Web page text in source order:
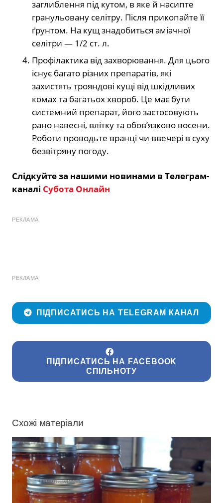
заглиблення під кутом, в яке й насипте
гранульовану селітру. Після прикопайте її
ґрунтом. На кущ знадобиться аміачної
селітри — 1/2 ст. л.
Профілактика від захворювання. Для цього
існує багато різних препаратів, які
захистять трояндові кущі від шкідливих
комах та багатьох хвороб. Це має бути
системний препарат, його застосовують
рано навесні, влітку та обов’язково восени.
Роботи проводьте вранці чи ввечері в суху
безвітряну погоду.
Слідкуйте за нашими новинами в Телеграм-
каналі Субота Онлайн
РЕКЛАМА
РЕКЛАМА
ПІДПИСАТИСЬ НА TELEGRAM КАНАЛ
ПІДПИСАТИСЬ НА FACEBOOK
СПІЛЬНОТУ
Схожі матеріали